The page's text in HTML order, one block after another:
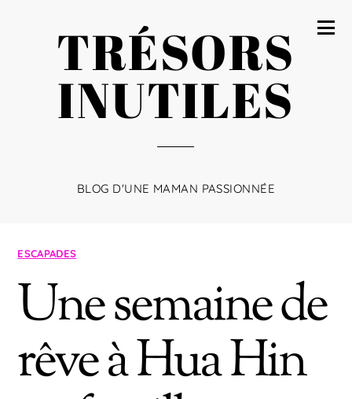
TRÉSORS
INUTILES
BLOG D'UNE MAMAN PASSIONNÉE
ESCAPADES
Une semaine de
rêve à Hua Hin